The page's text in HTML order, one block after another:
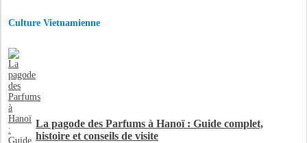
Culture Vietnamienne
La pagode des Parfums à Hanoï : Guide complet,
histoire et conseils de visite